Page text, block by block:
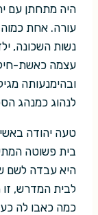
היה מתחתן עם
עורה. אחת
נשות השכונה,
עצמה כאשת-חיל
ובהימנעותה
לנהוג כמנהג
טעה יהודה
בית פשוטה
היא עבדה לשם
לבית המדרש,
כמה כאבו לה